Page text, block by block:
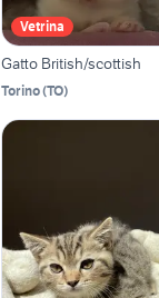
Vetrina
Gatto British/scottish
Torino(TO)